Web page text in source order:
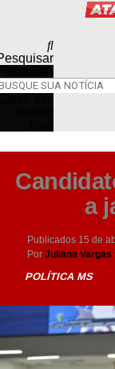
a
Publicados 15 de
Por Juliana Vargas
POLÍTICA MS